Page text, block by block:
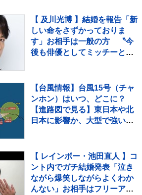
【 及川光博 】結婚を報告「新
しい命をさずかっておりま
す」お相手は一般の方 〝今
後も俳優としてミッチーとし
【台風情報】台風15号（チャ
ンホン）はいつ、どこに？
【進路図で見る】東日本や北
日本に影響か、大型で強い台
を伴った高波などに厳重警戒
必要
【 レインボー・池田直人 】コ
ント内でガチ結婚発表「泣き
ながら爆笑しながらよくわか
んない」お相手はフリーアナ